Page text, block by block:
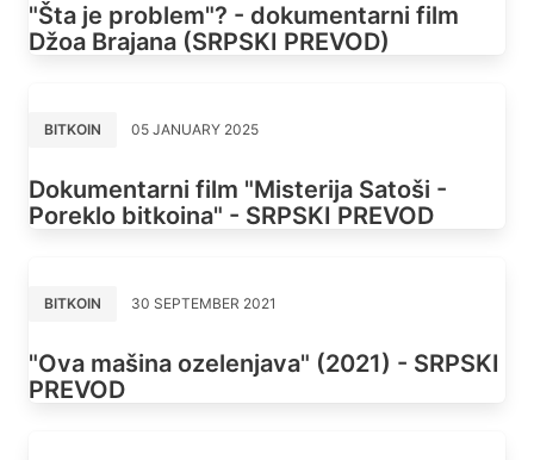
"Šta je problem"? - dokumentarni film
Džoa Brajana (SRPSKI PREVOD)
BITKOIN 05 JANUARY 2025
Dokumentarni film "Misterija Satoši -
Poreklo bitkoina" - SRPSKI PREVOD
BITKOIN 30 SEPTEMBER 2021
"Ova mašina ozelenjava" (2021) - SRPSKI
PREVOD